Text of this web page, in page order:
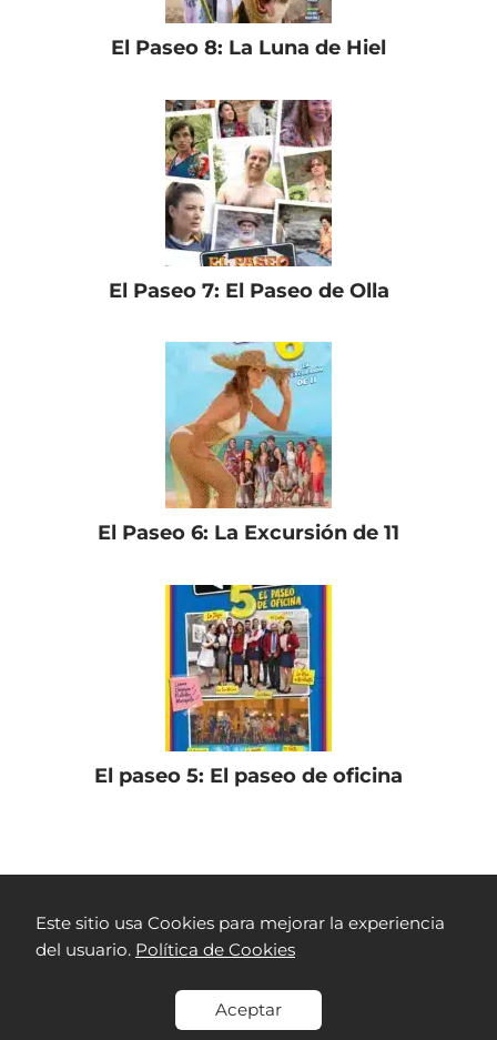
El Paseo 8: La Luna de Hiel
El Paseo 7: El Paseo de Olla
El Paseo 6: La Excursión de 11
El paseo 5: El paseo de oficina
Política de cookies
Este sitio usa Cookies para mejorar la experiencia
del usuario. Política de Cookies
Aceptar